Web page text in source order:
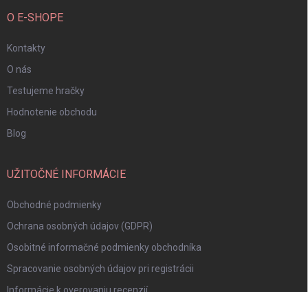
O E-SHOPE
Kontakty
O nás
Testujeme hračky
Hodnotenie obchodu
Blog
UŽITOČNÉ INFORMÁCIE
Obchodné podmienky
Ochrana osobných údajov (GDPR)
Osobitné informačné podmienky obchodníka
Spracovanie osobných údajov pri registrácii